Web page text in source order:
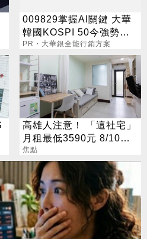
009829掌握AI關鍵 大華
韓國KOSPI 50今強勢開
募
PR・大華銀全能行銷方案
高雄人注意！ 「這社宅」
月租最低3590元 8/10起
放申請
焦點